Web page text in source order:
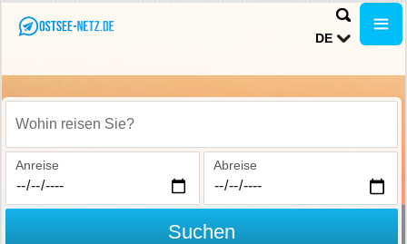
DE
Wohin reisen Sie?
Anreise Abreise
Suchen